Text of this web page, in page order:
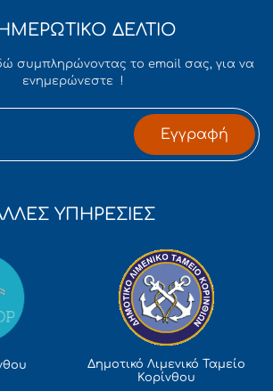
ΔΕΛΤΙΟ
συμπληρώνοντας το email σας, για να
ενημερώνεστε !
Εγγραφή
ΥΠΗΡΕΣΙΕΣ
Δημοτικό Λιμενικό Ταμείο
Κορίνθου